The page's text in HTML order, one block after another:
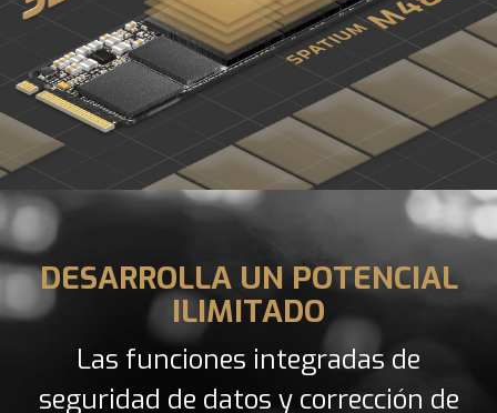
DESARROLLA UN POTENCIAL
ILIMITADO
Las funciones integradas de
seguridad de datos y corrección de